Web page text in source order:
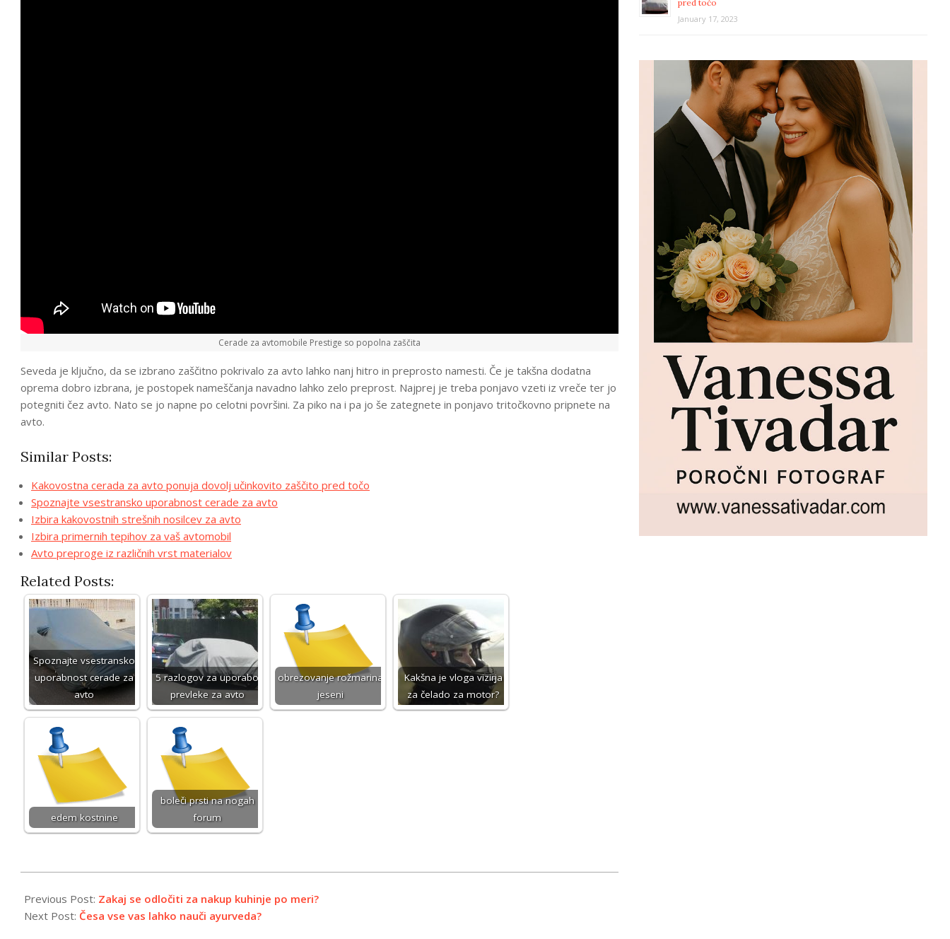
Cerade za avtomobile Prestige so popolna zaščita
Seveda je ključno, da se izbrano zaščitno pokrivalo za avto lahko nanj hitro in preprosto namesti. Če je takšna dodatna
oprema dobro izbrana, je postopek nameščanja navadno lahko zelo preprost. Najprej je treba ponjavo vzeti iz vreče ter jo
potegniti čez avto. Nato se jo napne po celotni površini. Za piko na i pa jo še zategnete in ponjavo tritočkovno pripnete na
avto.
Similar Posts:
Kakovostna cerada za avto ponuja dovolj učinkovito zaščito pred točo
Spoznajte vsestransko uporabnost cerade za avto
Izbira kakovostnih strešnih nosilcev za avto
Izbira primernih tepihov za vaš avtomobil
Avto preproge iz različnih vrst materialov
Related Posts:
Spoznajte vsestransko
uporabnost cerade za
avto
5 razlogov za uporabo
prevleke za avto
obrezovanje rožmarina
jeseni
Kakšna je vloga vizirja
za čelado za motor?
edem kostnine
boleči prsti na nogah
forum
06-
15
Previous Post: Zakaj se odločiti za nakup kuhinje po meri?
Next Post: Česa vse vas lahko nauči ayurveda?
pred točo
January 17, 2023